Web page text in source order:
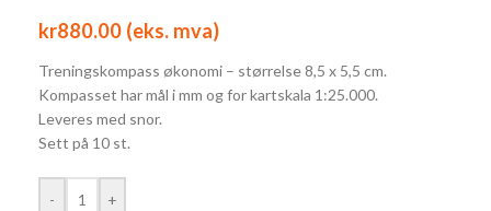
kr880.00 (eks. mva)
Treningskompass økonomi – størrelse 8,5 x 5,5 cm.
Kompasset har mål i mm og for kartskala 1:25.000.
Leveres med snor.
Sett på 10 st.
- +